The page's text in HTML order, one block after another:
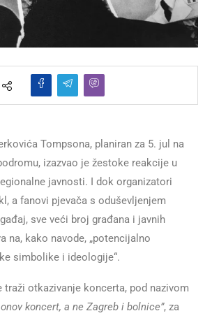
Tompsona, planiran za 5. jul na
izazvao je žestoke reakcije u
javnosti. I dok organizatori
a fanovi pjevača s oduševljenjem
sve veći broj građana i javnih
na, kako navode, „potencijalno
simbolike i ideologije“.
otkazivanje koncerta, pod nazivom
koncert, a ne Zagreb i bolnice”, za